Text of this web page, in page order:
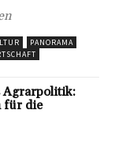
PANORAMA
Agrarpolitik:
für die